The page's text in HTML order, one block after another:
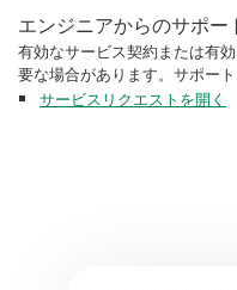
エンジニアからのサポー
有効なサービス契約または有
要な場合があります。サポー
サービスリクエストを開く